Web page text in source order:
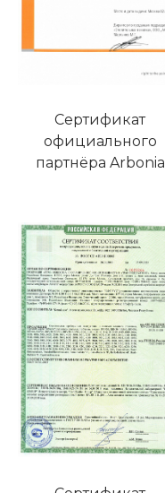
Сертификат
официального
партнёра Arbonia